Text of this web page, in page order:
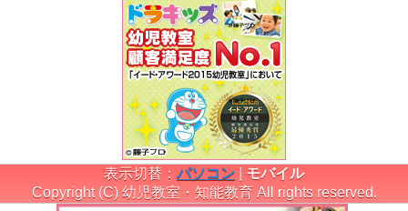
表示切替：パソコン
モバイル
Copyright (C) 幼児教室・知能教育 All rights reserved.